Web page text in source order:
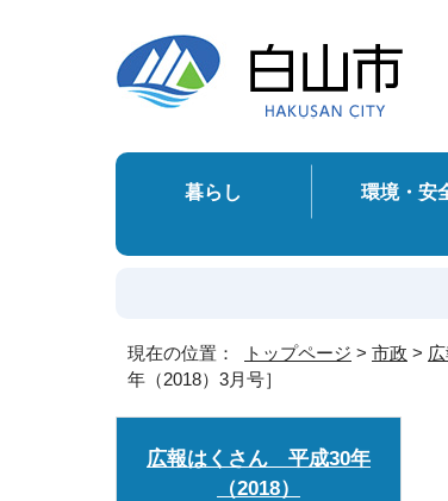
暮らし 環境・安
現在の位置： トップページ > 市政 >
年（2018）3月号］
広報はくさん 平成30年
（2018）